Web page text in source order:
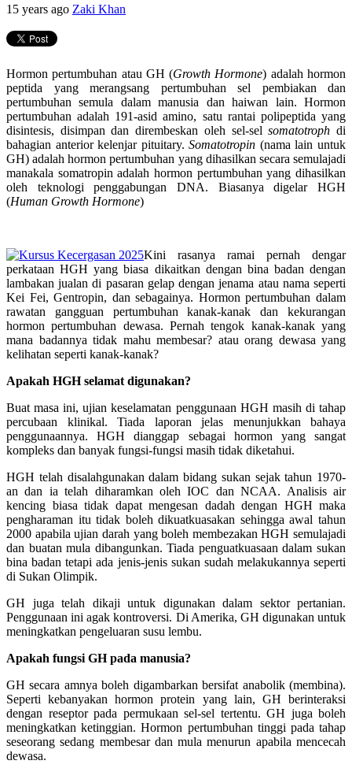
15 years ago Zaki Khan
Hormon pertumbuhan atau GH (Growth Hormone) adalah hormon
peptida yang merangsang pertumbuhan sel pembiakan dan
pertumbuhan semula dalam manusia dan haiwan lain. Hormon
pertumbuhan adalah 191-asid amino, satu rantai polipeptida yang
disintesis, disimpan dan dirembeskan oleh sel-selsomatotroph di
bahagian anterior kelenjar pituitary.Somatotropin (nama lain untuk
GH) adalah hormon pertumbuhan yang dihasilkan secara semulajadi
manakala somatropin adalah hormon pertumbuhan yang dihasilkan
oleh teknologi penggabungan DNA. Biasanya digelar HGH
(Human Growth Hormone)
Kini rasanya ramai pernah dengar
perkataan HGH yang biasa dikaitkan dengan bina badan dengan
lambakan jualan di pasaran gelap dengan jenama atau nama seperti
Kei Fei, Gentropin, dan sebagainya. Hormon pertumbuhan dalam
rawatan gangguan pertumbuhan kanak-kanak dan kekurangan
hormon pertumbuhan dewasa. Pernah tengok kanak-kanak yang
mana badannya tidak mahu membesar? atau orang dewasa yang
kelihatan seperti kanak-kanak?
Apakah HGH selamat digunakan?
Buat masa ini, ujian keselamatan penggunaan HGH masih di tahap
percubaan klinikal. Tiada laporan jelas menunjukkan bahaya
penggunaannya. HGH dianggap sebagai hormon yang sangat
kompleks dan banyak fungsi-fungsi masih tidak diketahui.
HGH telah disalahgunakan dalam bidang sukan sejak tahun 1970-
an dan ia telah diharamkan oleh IOC dan NCAA. Analisis air
kencing biasa tidak dapat mengesan dadah dengan HGH maka
pengharaman itu tidak boleh dikuatkuasakan sehingga awal tahun
2000 apabila ujian darah yang boleh membezakan HGH semulajadi
dan buatan mula dibangunkan. Tiada penguatkuasaan dalam sukan
bina badan tetapi ada jenis-jenis sukan sudah melakukannya seperti
di Sukan Olimpik.
GH juga telah dikaji untuk digunakan dalam sektor pertanian.
Penggunaan ini agak kontroversi. Di Amerika, GH digunakan untuk
meningkatkan pengeluaran susu lembu.
Apakah fungsi GH pada manusia?
GH secara amnya boleh digambarkan bersifat anabolik (membina).
Seperti kebanyakan hormon protein yang lain, GH berinteraksi
dengan reseptor pada permukaan sel-sel tertentu. GH juga boleh
meningkatkan ketinggian. Hormon pertumbuhan tinggi pada tahap
seseorang sedang membesar dan mula menurun apabila mencecah
dewasa.